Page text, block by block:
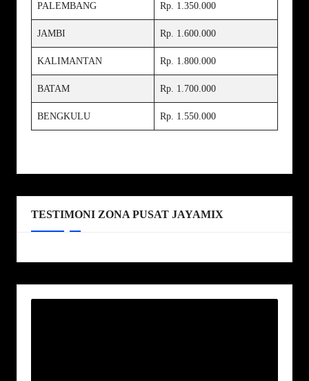
PALEMBANG Rp. 1.350.000
JAMBI Rp. 1.600.000
KALIMANTAN Rp. 1.800.000
BATAM Rp. 1.700.000
BENGKULU Rp. 1.550.000
TESTIMONI ZONA PUSAT JAYAMIX